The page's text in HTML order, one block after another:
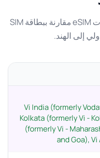
قارن بين مزايا استخدام خطة بيانات eSIM مقارنة ببطاقة SIM
إلى الهند.
Vi India (formerly
Kolkata (formerly Vi -
(formerly Vi -
and Goa),